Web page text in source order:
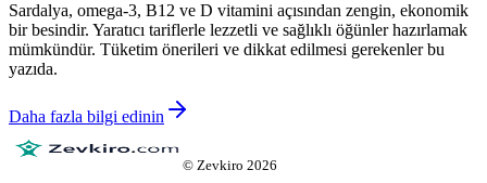
Sardalya, omega-3, B12 ve D vitamini açısından zengin, ekonomik
bir besindir. Yaratıcı tariflerle lezzetli ve sağlıklı öğünler hazırlamak
mümkündür. Tüketim önerileri ve dikkat edilmesi gerekenler bu
yazıda.
Daha fazla bilgi edinin
© Zevkiro 2026